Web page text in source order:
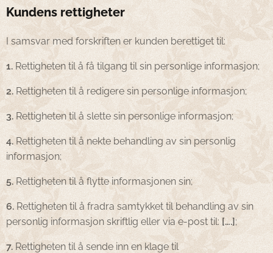
Kundens rettigheter
I samsvar med forskriften er kunden berettiget til:
1. Rettigheten til å få tilgang til sin personlige informasjon;
2. Rettigheten til å redigere sin personlige informasjon;
3. Rettigheten til å slette sin personlige informasjon;
4. Rettigheten til å nekte behandling av sin personlig
informasjon;
5.Rettigheten til å flytte informasjonen sin;
6. Rettigheten til å fradra samtykket til behandling av sin
personlig informasjon skriftlig eller via e-post til:[….];
7.Rettigheten til å sende inn en klage til